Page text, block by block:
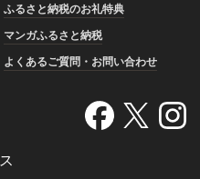
ふるさと納税のお礼特典
マンガふるさと納税
よくあるご質問・お問い合わせ